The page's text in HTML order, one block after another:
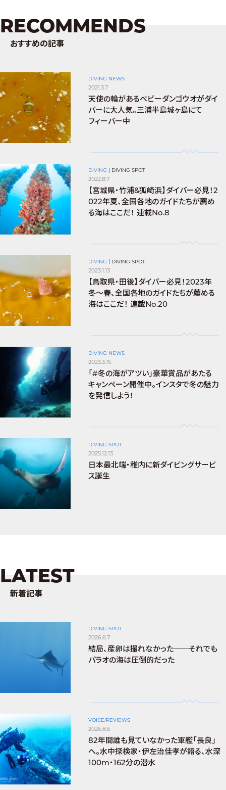
RECOMMENDS
おすすめの記事
DIVING NEWS
2021.3.7
天使の輪があるベビーダンゴウオがダイ
バーに大人気。三浦半島城ヶ島にて
フィーバー中
DIVING DIVING SPOT
2022.8.7
【宮城県・竹浦&狐崎浜】ダイバー必見！2
022年夏、全国各地のガイドたちが薦め
る海はここだ！ 連載No.8
DIVING DIVING SPOT
2023.1.13
【鳥取県・田後】ダイバー必見！2023年
冬〜春、全国各地のガイドたちが薦める
海はここだ！ 連載No.20
DIVING NEWS
2023.3.15
「#冬の海がアツい」豪華賞品があたる
キャンペーン開催中。インスタで冬の魅力
を発信しよう！
DIVING SPOT
2025.12.13
日本最北端・稚内に新ダイビングサービ
ス誕生
LATEST
新着記事
DIVING SPOT
2026.8.7
結局、産卵は撮れなかった──それでも
パラオの海は圧倒的だった
VOICE/REVIEWS
2026.8.6
82年間誰も見ていなかった軍艦「長良」
へ。水中探検家・伊左治佳孝が語る、水深
100m・162分の潜水